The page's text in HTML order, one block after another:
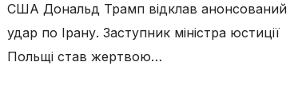
США Дональд Трамп відклав анонсований
удар по Ірану. Заступник міністра юстиції
Польщі став жертвою…